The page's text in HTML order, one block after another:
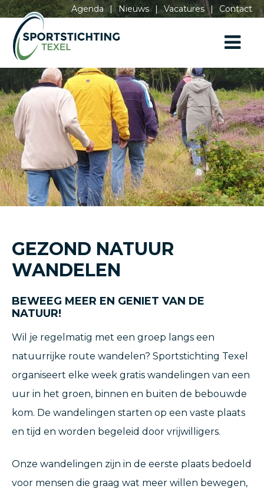
Agenda | Nieuws | Vacatures | Contact
GEZOND NATUUR
WANDELEN
BEWEEG MEER EN GENIET VAN DE
NATUUR!
Wil je regelmatig met een groep langs een
natuurrijke route wandelen? Sportstichting Texel
organiseert elke week gratis wandelingen van een
uur in het groen, binnen en buiten de bebouwde
kom. De wandelingen starten op een vaste plaats
en tijd en worden begeleid door vrijwilligers.
Onze wandelingen zijn in de eerste plaats bedoeld
voor mensen die graag wat meer willen bewegen,